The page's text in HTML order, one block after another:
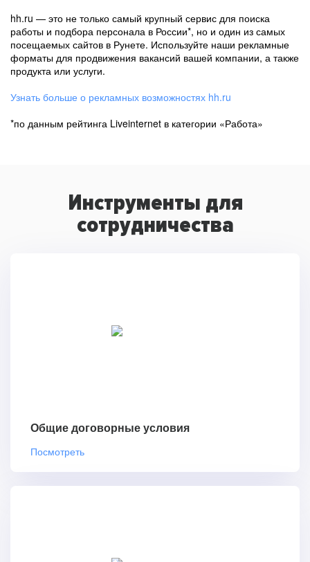
hh.ru — это не только самый крупный сервис для поиска
работы и подбора персонала в России*, но и один из самых
посещаемых сайтов в Рунете. Используйте наши рекламные
форматы для продвижения вакансий вашей компании, а также
продукта или услуги.
Узнать больше о рекламных возможностях hh.ru
*по данным рейтинга Liveinternet в категории «Работа»
Инструменты для
сотрудничества
Общие договорные условия
Посмотреть